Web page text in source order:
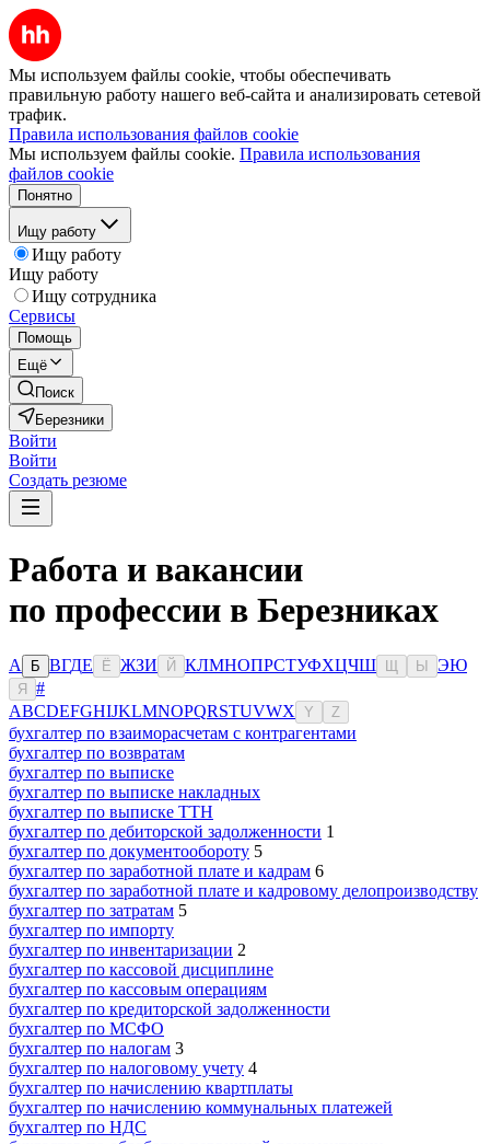
Мы используем файлы cookie, чтобы обеспечивать
правильную работу нашего веб-сайта и анализировать сетевой
трафик.
Правила использования файлов cookie
Мы используем файлы cookie. Правила использования
файлов cookie
Понятно
Ищу работу
Ищу работу
Ищу работу
Ищу сотрудника
Сервисы
Помощь
Ещё
Поиск
Березники
Войти
Войти
Создать резюме
Работа и вакансии
по профессии в Березниках
А Б ВГДЕ Ё ЖЗИ Й КЛМНОПРСТУФХЦЧШ Ы ЭЮ
Я
#
ABCDEFGHIJKLMNOPQRSTUVWX Y Z
бухгалтер по взаиморасчетам с контрагентами
бухгалтер по возвратам
бухгалтер по выписке
бухгалтер по выписке накладных
бухгалтер по выписке ТТН
бухгалтер по дебиторской задолженности 1
бухгалтер по документообороту 5
бухгалтер по заработной плате и кадрам 6
бухгалтер по заработной плате и кадровому делопроизводству
бухгалтер по затратам 5
бухгалтер по импорту
бухгалтер по инвентаризации 2
бухгалтер по кассовой дисциплине
бухгалтер по кассовым операциям
бухгалтер по кредиторской задолженности
бухгалтер по МСФО
бухгалтер по налогам 3
бухгалтер по налоговому учету 4
бухгалтер по начислению квартплаты
бухгалтер по начислению коммунальных платежей
бухгалтер по НДС